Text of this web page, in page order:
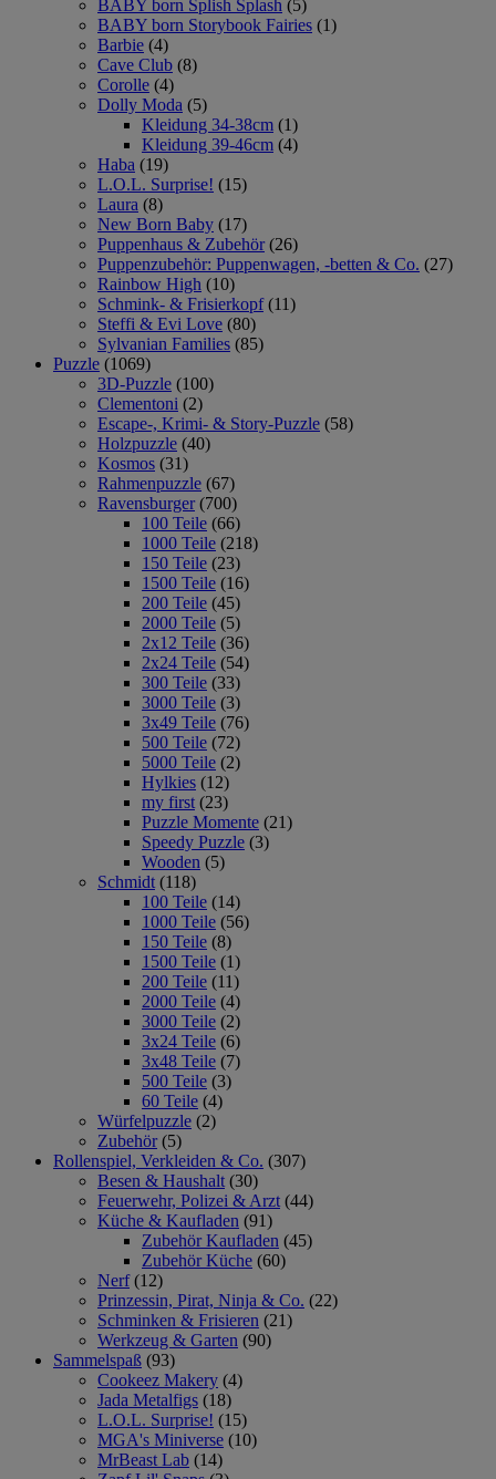
BABY born Splish Splash (5)
BABY born Storybook Fairies (1)
Barbie (4)
Cave Club (8)
Corolle (4)
Dolly Moda (5)
Kleidung 34-38cm (1)
Kleidung 39-46cm (4)
Haba (19)
L.O.L. Surprise! (15)
Laura (8)
New Born Baby (17)
Puppenhaus & Zubehör (26)
Puppenzubehör: Puppenwagen, -betten & Co. (27)
Rainbow High (10)
Schmink- & Frisierkopf (11)
Steffi & Evi Love (80)
Sylvanian Families (85)
Puzzle (1069)
3D-Puzzle (100)
Clementoni (2)
Escape-, Krimi- & Story-Puzzle (58)
Holzpuzzle (40)
Kosmos (31)
Rahmenpuzzle (67)
Ravensburger (700)
100 Teile (66)
1000 Teile (218)
150 Teile (23)
1500 Teile (16)
200 Teile (45)
2000 Teile (5)
2x12 Teile (36)
2x24 Teile (54)
300 Teile (33)
3000 Teile (3)
3x49 Teile (76)
500 Teile (72)
5000 Teile (2)
Hylkies (12)
my first (23)
Puzzle Momente (21)
Speedy Puzzle (3)
Wooden (5)
Schmidt (118)
100 Teile (14)
1000 Teile (56)
150 Teile (8)
1500 Teile (1)
200 Teile (11)
2000 Teile (4)
3000 Teile (2)
3x24 Teile (6)
3x48 Teile (7)
500 Teile (3)
60 Teile (4)
Würfelpuzzle (2)
Zubehör (5)
Rollenspiel, Verkleiden & Co. (307)
Besen & Haushalt (30)
Feuerwehr, Polizei & Arzt (44)
Küche & Kaufladen (91)
Zubehör Kaufladen (45)
Zubehör Küche (60)
Nerf (12)
Prinzessin, Pirat, Ninja & Co. (22)
Schminken & Frisieren (21)
Werkzeug & Garten (90)
Sammelspaß (93)
Cookeez Makery (4)
Jada Metalfigs (18)
L.O.L. Surprise! (15)
MGA's Miniverse (10)
MrBeast Lab (14)